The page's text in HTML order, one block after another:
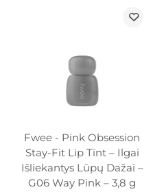
Fwee - Pink Obsession
Stay-Fit Lip Tint – Ilgai
Išliekantys Lūpų Dažai –
G06 Way Pink – 3,8 g